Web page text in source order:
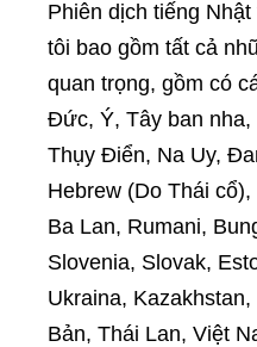
Phiên dịch tiếng
tôi bao gồm tất cả
quan trọng, gồm có
Đức, Ý, Tây ban
Thụy Điển, Na Uy,
Hebrew (Do Thái
Ba Lan, Rumani,
Slovenia, Slovak,
Ukraina,
Bản, Thái Lan, Việt